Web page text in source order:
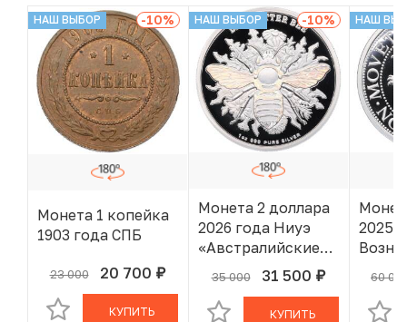
НАШ ВЫБОР -10%
Монета 1 копейка
1903 года СПБ
23 000 20 700 руб.
В КОРЗИНЕ
КУПИТЬ
НАШ ВЫБОР -10%
Монета 2 доллара
2026 года Ниуэ
«Австралийские
пчелы — Пчела-
листорез»
35 000 31 500 руб.
В КОРЗИНЕ
КУПИТЬ
НАШ
2025
60